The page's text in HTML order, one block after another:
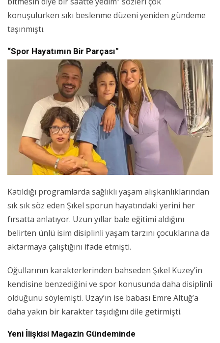
konuşulurken sıkı beslenme düzeni yeniden gündeme
taşınmıştı.
“Spor Hayatımın Bir Parçası"
Katıldığı programlarda sağlıklı yaşam alışkanlıklarından
sık sık söz eden Şıkel sporun hayatındaki yerini her
fırsatta anlatıyor. Uzun yıllar bale eğitimi aldığını
belirten ünlü isim disiplinli yaşam tarzını çocuklarına da
aktarmaya çalıştığını ifade etmişti.
Oğullarının karakterlerinden bahseden Şıkel Kuzey’in
kendisine benzediğini ve spor konusunda daha disiplinli
olduğunu söylemişti. Uzay’ın ise babası Emre Altuğ’a
daha yakın bir karakter taşıdığını dile getirmişti.
Yeni İlişkisi Magazin Gündeminde